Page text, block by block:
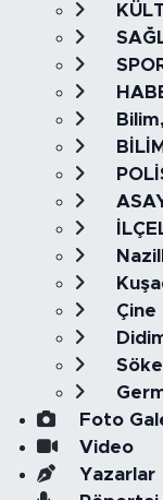
Çine
Foto
Video
Yazarlar